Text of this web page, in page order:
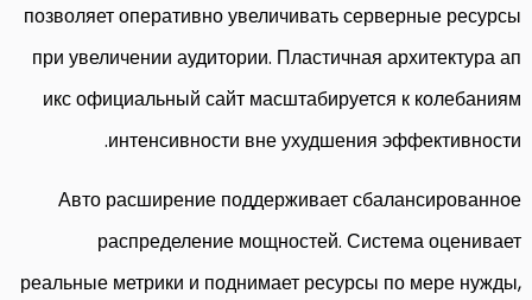
позволяет оперативно увеличивать серверные ресурсы
при увеличении аудитории. Пластичная архитектура ап
икс официальный сайт масштабируется к колебаниям
интенсивности вне ухудшения эффективности.
Авто расширение поддерживает сбалансированное
распределение мощностей. Система оценивает
реальные метрики и поднимает ресурсы по мере нужды,